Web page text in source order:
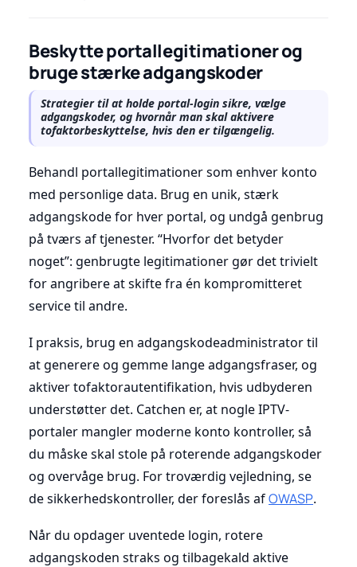
Beskytte portallegitimationer og
bruge stærke adgangskoder
Strategier til at holde portal-login sikre, vælge
adgangskoder, og hvornår man skal aktivere
tofaktorbeskyttelse, hvis den er tilgængelig.
Behandl portallegitimationer som enhver konto
med personlige data. Brug en unik, stærk
adgangskode for hver portal, og undgå genbrug
på tværs af tjenester. “Hvorfor det betyder
noget”: genbrugte legitimationer gør det trivielt
for angribere at skifte fra én kompromitteret
service til andre.
I praksis, brug en adgangskodeadministrator til
at generere og gemme lange adgangsfraser, og
aktiver tofaktorautentifikation, hvis udbyderen
understøtter det. Catchen er, at nogle IPTV-
portaler mangler moderne konto kontroller, så
du måske skal stole på roterende adgangskoder
og overvåge brug. For troværdig vejledning, se
de sikkerhedskontroller, der foreslås afOWASP.
Når du opdager uventede login, rotere
adgangskoden straks og tilbagekald aktive